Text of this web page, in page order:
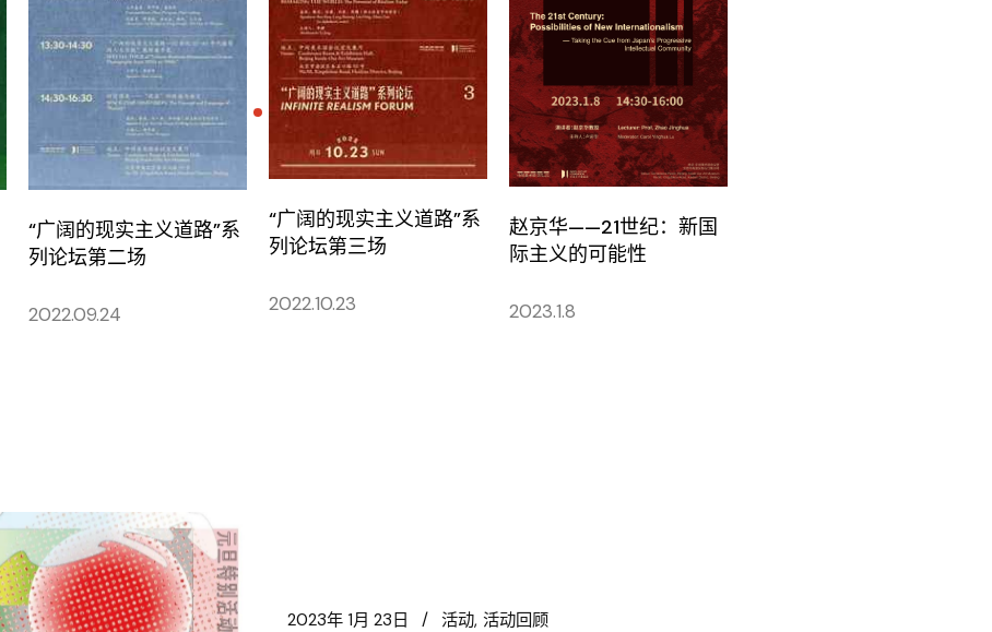
“广阔的现实主义道路”系
列论坛第二场
2022.09.24
“广阔的现实主义道路”系
列论坛第三场
2022.10.23
赵京华——21世纪：新国
际主义的可能性
2023.1.8
2023年 1月 23日 活动 活动回顾